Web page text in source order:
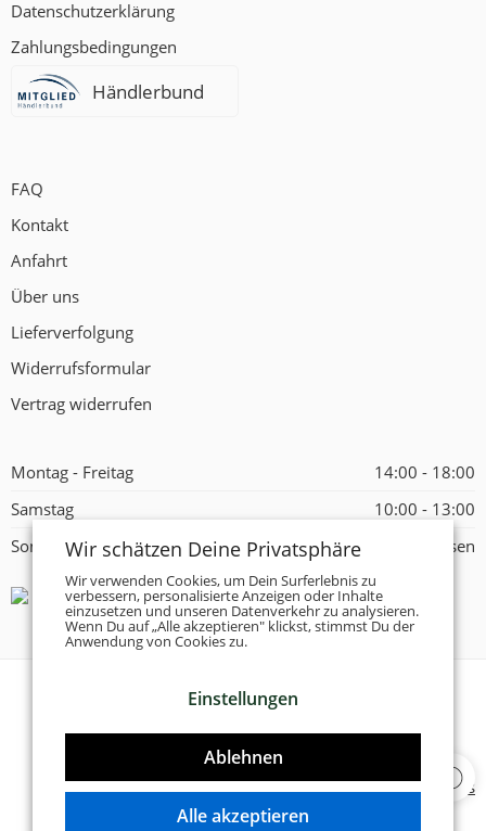
Datenschutzerklärung
Zahlungsbedingungen
Händlerbund
FAQ
Kontakt
Anfahrt
Über uns
Lieferverfolgung
Widerrufsformular
Vertrag widerrufen
Montag - Freitag
14:00 - 18:00
Samstag
10:00 - 13:00
Sonntag
Geschlossen
Tanzschuhe Otto München e.K.
vorbehalten!
Designed & Developed byDelta 4 Software Solutions
Wir schätzen Deine Privatsphäre
Wir verwenden Cookies, um Dein Surferlebnis zu
verbessern, personalisierte Anzeigen oder Inhalte
einzusetzen und unseren Datenverkehr zu analysieren.
Wenn Du auf „Alle akzeptieren" klickst, stimmst Du der
Anwendung von Cookies zu.
Einstellungen
Ablehnen
Alle akzeptieren